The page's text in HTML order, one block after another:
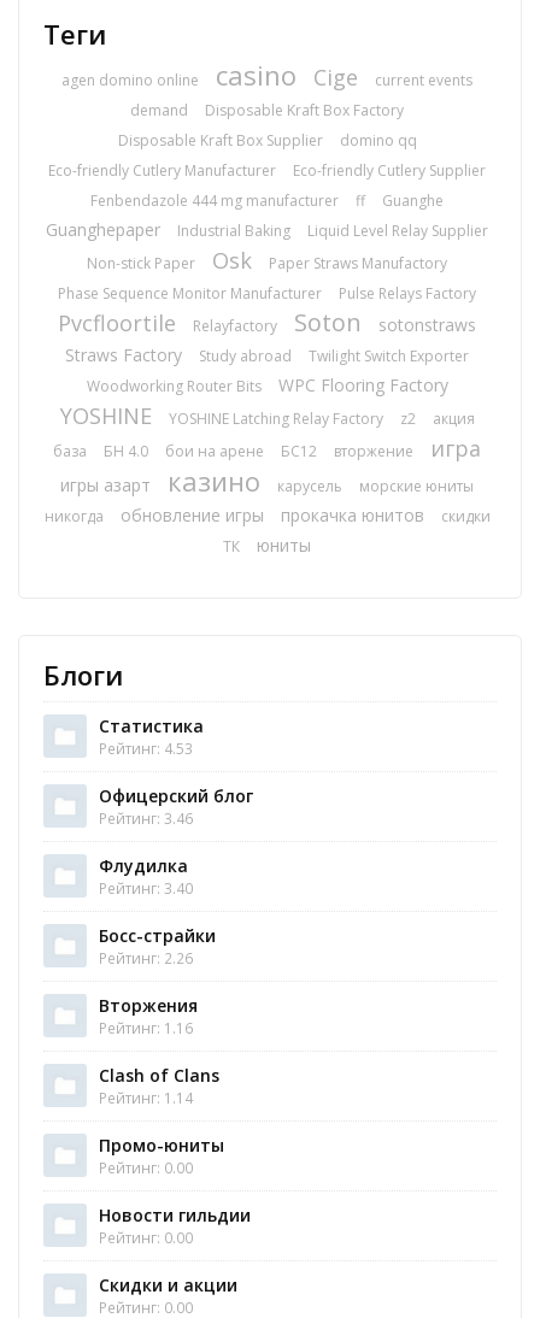
Теги
agen domino online casino Cige
current events
demand
Disposable Kraft Box Factory
Disposable Kraft Box Supplier
domino qq
Eco-friendly Cutlery Manufacturer
Eco-friendly Cutlery Supplier
Fenbendazole 444 mg manufacturer
ff Guanghe
Guanghepaper Industrial Baking
Liquid Level Relay Supplier
Non-stick Paper
Osk
Paper Straws Manufactory
Phase Sequence Monitor Manufacturer
Pulse Relays Factory
Pvcfloortile Relayfactory Soton
sotonstraws
Straws Factory
Study abroad
Twilight Switch Exporter
Woodworking Router Bits
WPC Flooring Factory
YOSHINE YOSHINE Latching Relay Factory z2
акция
база
БН 4.0 бои на арене БС12 вторжение игра
игры азарт казино карусель
морские юниты
никогда
обновление игры прокачка юнитов
скидки
ТК
юниты
Блоги
Статистика
Рейтинг: 4.53
Офицерский блог
Рейтинг: 3.46
Флудилка
Рейтинг: 3.40
Босс-страйки
Рейтинг: 2.26
Вторжения
Рейтинг: 1.16
Clash of Clans
Рейтинг: 1.14
Промо-юниты
Рейтинг: 0.00
Новости гильдии
Рейтинг: 0.00
Скидки и акции
Рейтинг: 0.00